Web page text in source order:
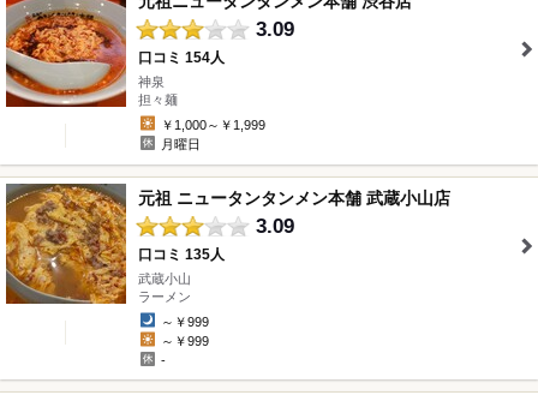
3.09
口コミ 154人
神泉
担々麺
￥1,000～￥1,999
月曜日
" />
元祖 ニュータンタンメン本舗 武蔵小山店
3.09
口コミ 135人
武蔵小山
ラーメン
～￥999
～￥999
-
" />